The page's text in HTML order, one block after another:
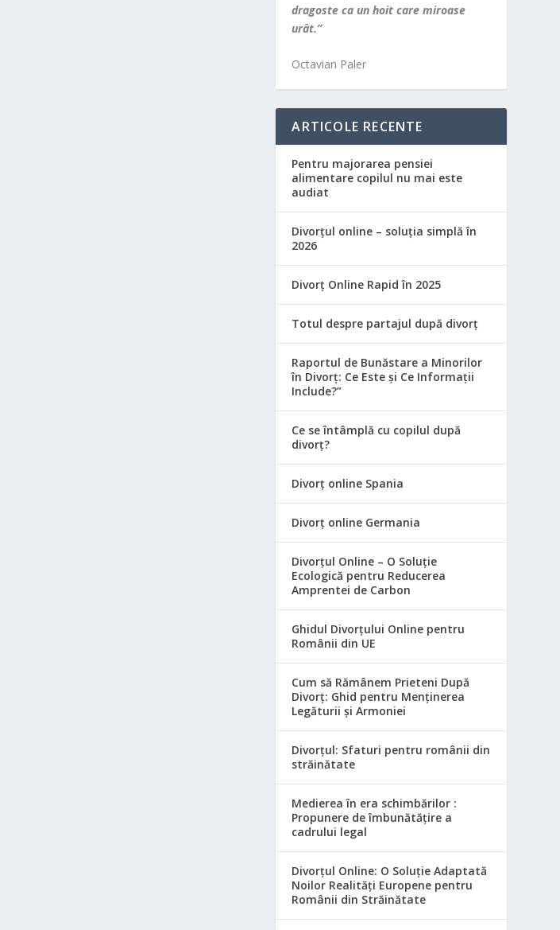
dragoste ca un hoit care miroase
urât.”
Octavian Paler
ARTICOLE RECENTE
Pentru majorarea pensiei
alimentare copilul nu mai este
audiat
Divorțul online – soluția simplă în
2026
Divorț Online Rapid în 2025
Totul despre partajul după divorț
Raportul de Bunăstare a Minorilor
în Divorț: Ce Este și Ce Informații
Include?”
Ce se întâmplă cu copilul după
divorț?
Divorț online Spania
Divorț online Germania
Divorțul Online – O Soluție
Ecologică pentru Reducerea
Amprentei de Carbon
Ghidul Divorțului Online pentru
Românii din UE
Cum să Rămânem Prieteni După
Divorț: Ghid pentru Menținerea
Legăturii și Armoniei
Divorțul: Sfaturi pentru românii din
străinătate
Medierea în era schimbărilor :
Propunere de îmbunătățire a
cadrului legal
Divorțul Online: O Soluție Adaptată
Noilor Realități Europene pentru
Românii din Străinătate